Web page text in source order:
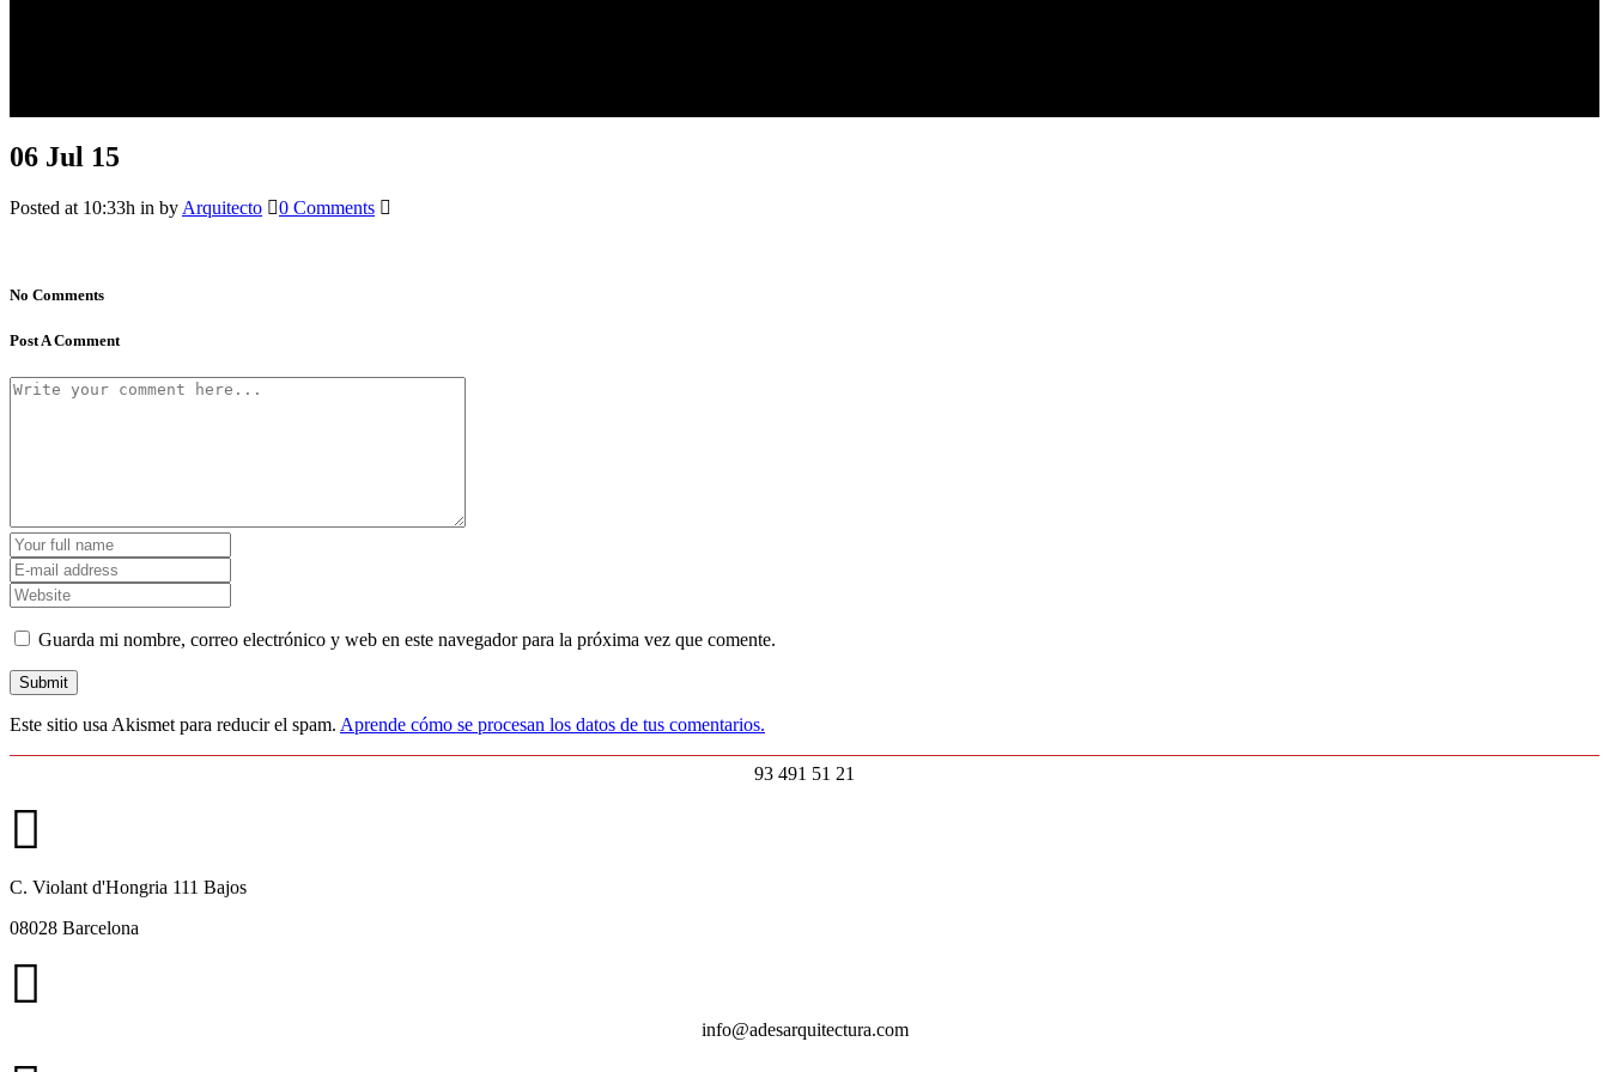
06 Jul 15
Posted at 10:33h in by Arquitecto 0 Comments
No Comments
Post A Comment
Guarda mi nombre, correo electrónico y web en este navegador para la próxima vez que comente.
Este sitio usa Akismet para reducir el spam. Aprende cómo se procesan los datos de tus comentarios.
93 491 51 21
C. Violant d'Hongria 111 Bajos
08028 Barcelona
info@adesarquitectura.com